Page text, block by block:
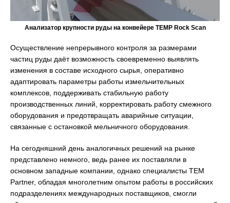
Анализатор крупности руды на конвейере TEMP Rock Scan
Осуществление непрерывного контроля за размерами
частиц руды даёт возможность своевременно выявлять
изменения в составе исходного сырья, оперативно
адаптировать параметры работы измельчительных
комплексов, поддерживать стабильную работу
производственных линий, корректировать работу смежного
оборудования и предотвращать аварийные ситуации,
связанные с остановкой мельничного оборудования.
На сегодняшний день аналогичных решений на рынке
представлено немного, ведь ранее их поставляли в
основном западные компании, однако специалисты TEM
Partner, обладая многолетним опытом работы в российских
подразделениях международных поставщиков, смогли